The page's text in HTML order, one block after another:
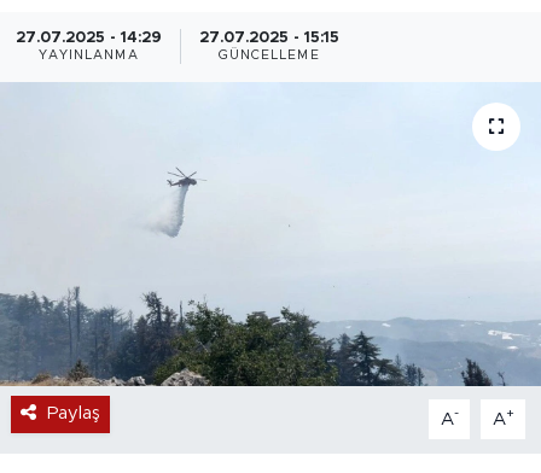
27.07.2025 - 14:29
YAYINLANMA
27.07.2025 - 15:15
GÜNCELLEME
Paylaş A- A+